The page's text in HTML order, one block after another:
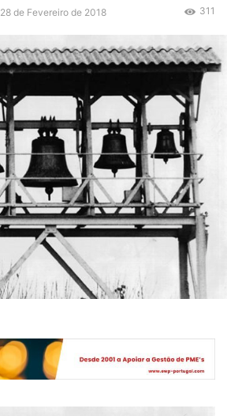
28 de Fevereiro de 2018 311